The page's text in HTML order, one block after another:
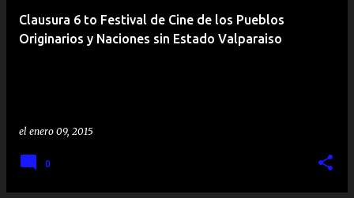
Clausura 6 to Festival de Cine de los Pueblos
Originarios y Naciones sin Estado Valparaiso
el enero 09, 2015
0